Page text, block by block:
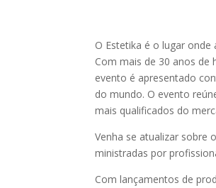
O Estetika é o lugar
Com mais de 30 anos de
evento é apresentado
do mundo. O evento
mais qualificados do
Venha se atualizar sobre
ministradas por
Com lançamentos de